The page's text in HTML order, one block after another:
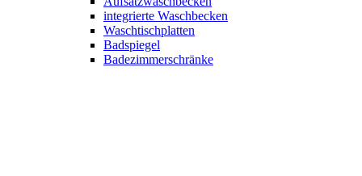
integrierte Waschbecken
Waschtischplatten
Badspiegel
Badezimmerschränke